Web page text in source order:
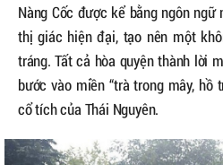
Nàng Cốc được kể bằng ngôn
thị giác hiện đại, tạo nên một
tráng. Tất cả hòa quyện thành lời
bước vào miền “trà trong mây, hồ
cổ tích của Thái Nguyên.